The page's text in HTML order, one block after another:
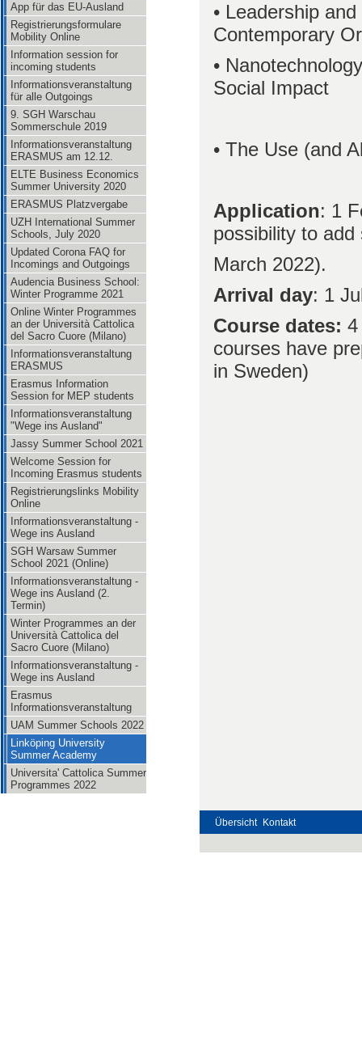
App für das EU-Ausland
Registrierungsformulare
Mobility Online
Information session for
incoming students
Informationsveranstaltung
für alle Outgoings
9. SGH Warschau
Sommerschule 2019
Informationsveranstaltung
ERASMUS am 12.12.
ELTE Business Economics
Summer University 2020
ERASMUS Platzvergabe
UZH International Summer
Schools, July 2020
Updated Corona FAQ for
Incomings and Outgoings
Audencia Business School:
Winter Programme 2021
Online Winter Programmes
an der Università Cattolica
del Sacro Cuore (Milano)
Informationsveranstaltung
ERASMUS
Erasmus Information
Session for MEP students
Informationsveranstaltung
"Wege ins Ausland"
Jassy Summer School 2021
Welcome Session for
Incoming Erasmus students
Registrierungslinks Mobility
Online
Informationsveranstaltung -
Wege ins Ausland
SGH Warsaw Summer
School 2021 (Online)
Informationsveranstaltung -
Wege ins Ausland (2.
Termin)
Winter Programmes an der
Università Cattolica del
Sacro Cuore (Milano)
Informationsveranstaltung -
Wege ins Ausland
Erasmus
Informationsveranstaltung
UAM Summer Schools 2022
Linköping University
Summer Academy
Universita' Cattolica Summer
Programmes 2022
• Leadership
Contemporary
•
Social Impact
• The Use (and
Application: 1
possibility to
March 2022).
Arrival day: 1
Course dates: 4
courses have
in Sweden)
Übersicht Kontakt